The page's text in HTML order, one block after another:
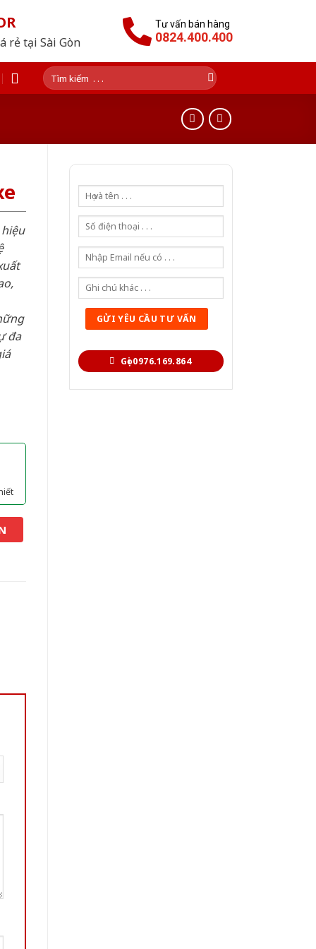
rẻ tại Sài Gòn
Tư vấn bán hàng
0824.400.400
Tìm
kiếm:
Gọi 0976.169.864
đa